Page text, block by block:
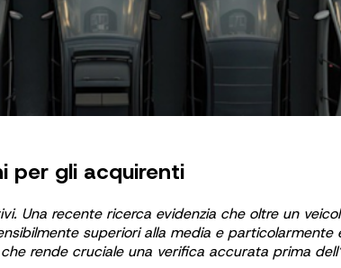
per gli acquirenti
Una recente ricerca evidenzia che oltre un
superiori alla media e
rende cruciale una verifica accurata prima